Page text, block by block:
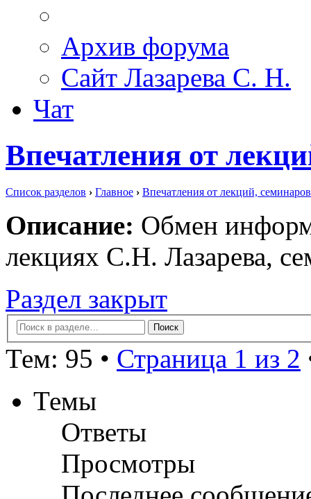
Архив форума
Сайт Лазарева С. Н.
Чат
Впечатления от
Список разделов › Главное › Впечатления от лекций,
Описание: Обмен
лекциях С.Н. Лазарева,
Раздел закрыт
Тем: 95 • Страница 1 из 2
Темы
Ответы
Просмотры